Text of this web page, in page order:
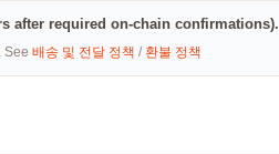
after required on-chain confirmations).
See 배송 및 전달 정책 / 환불 정책